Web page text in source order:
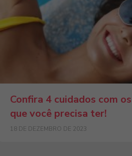
Confira 4 cuidados com
que você precisa ter!
18 DE DEZEMBRO DE 2023